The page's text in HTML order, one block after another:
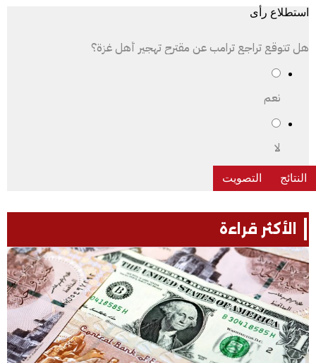
استطلاع رأى
هل تتوقع تراجع ترامب عن مقترح تهجير أهل غزة؟
نعم
لا
الأكثر قراءة